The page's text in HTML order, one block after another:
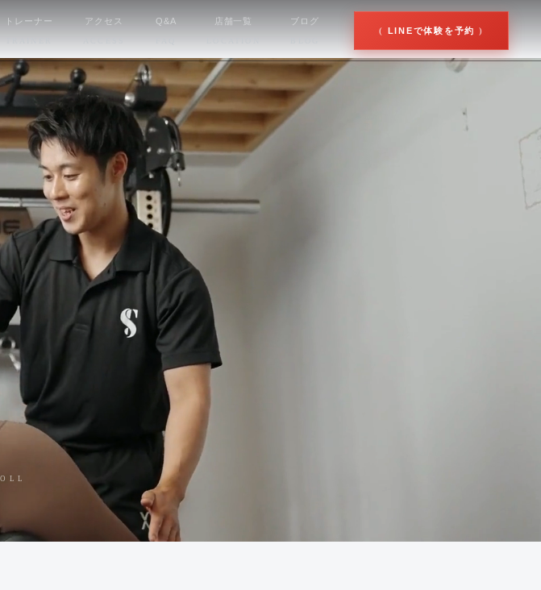
トレーナー アクセス Q&A 店舗一覧 ブログ
LINEで体験を予約